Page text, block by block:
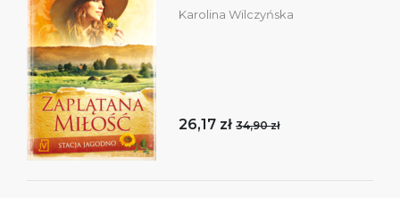
Karolina Wilczyńska
26,17 zł 34,90 zł